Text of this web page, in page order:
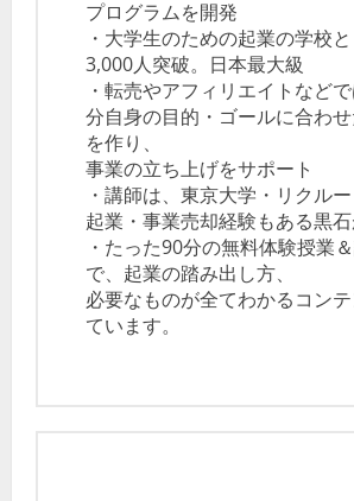
プログラムを開発
・大学生のための起業の学校
3,000人突破。日本最大級
・転売やアフィリエイトなど
分自身の目的・ゴールに合わ
を作り、
事業の立ち上げをサポート
・講師は、東京大学・リクルー
起業・事業売却経験もある黒
・たった90分の無料体験授業
で、起業の踏み出し方、
必要なものが全てわかるコン
ています。